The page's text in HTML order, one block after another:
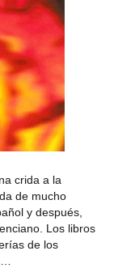
crida a la
de mucho
y después,
Los libros
de los